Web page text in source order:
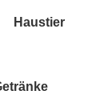
Haus­tier